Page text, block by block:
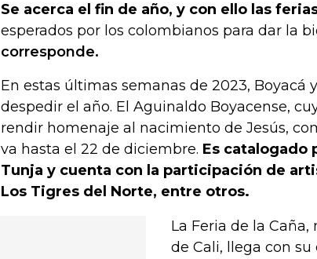
Se acerca el fin de año, y con ello las
esperados por los colombianos para dar la
corresponde.
En estas últimas semanas de 2023, Boyacá
despedir el año. El Aguinaldo Boyacense,
rendir homenaje al nacimiento de Jesús,
va hasta el 22 de diciembre. Es catalogado
Tunja y cuenta con la participación de
Los Tigres del Norte, entre otros.
La Feria de la
de Cali, llega con